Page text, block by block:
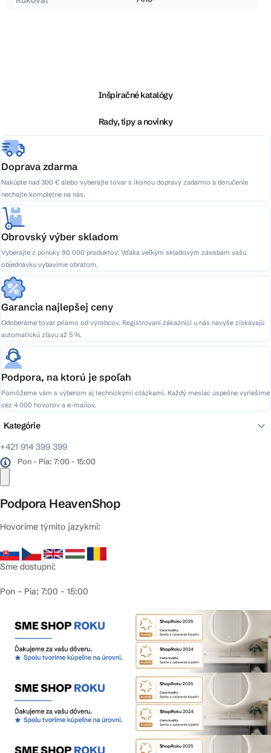
e
Inšpiračné katalógy
Rady, tipy a novinky
Doprava zdarma
Nakúpte nad 300 € alebo vyberajte tovar s ikonou dopravy zadarmo a doručenie
nechajte kompletne na nás.
Obrovský výber skladom
Vyberajte z ponuky 90 000 produktov. Vďaka veľkým skladovým zásobám vašu
objednávku vybavíme obratom.
Garancia najlepšej ceny
Odoberáme tovar priamo od výrobcov. Registrovaní zákazníci u nás navyše získavajú
automatickú zľavu až 5 %.
Podpora, na ktorú je spoľah
Pomôžeme vám s výberom aj technickými otázkami. Každý mesiac úspešne vyriešime
cez 4 000 hovorov a e-mailov.
+421 914 399 399
Pon - Pia: 7:00 - 15:00
Podpora HeavenShop
Hovoríme týmito jazykmi:
Sme dostupní:
Pon – Pia: 7:00 – 15:00
Kategórie